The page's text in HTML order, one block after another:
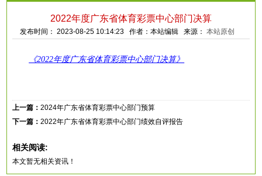
2022年度广东省体育彩票中心部门决算
发布时间： 2023-08-25 10:14:23 作者：本站编辑 来源：本站原创
《2022年度广东省体育彩票中心部门决算》
上一篇：2024年广东省体育彩票中心部门预算
下一篇：2022年广东省体育彩票中心部门绩效自评报告
相关阅读:
本文暂无相关资讯！